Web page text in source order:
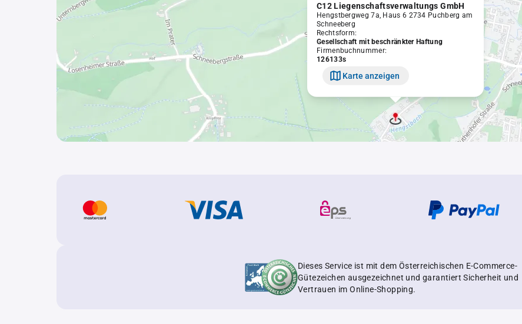
C12 Liegenschaftsverwaltungs GmbH
Hengstbergweg 7a, Haus 6 2734 Puchberg am
Schneeberg
Rechtsform:
Gesellschaft mit beschränkter Haftung
Firmenbuchnummer:
126133s
Karte anzeigen
Dieses Service ist mit dem Österreichischen E-Commerce-
Gütezeichen ausgezeichnet und garantiert Sicherheit und
Vertrauen im Online-Shopping.